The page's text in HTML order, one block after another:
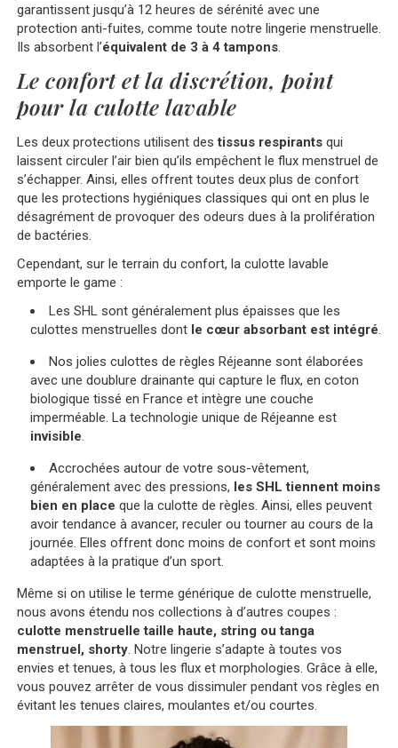
garantissent jusqu’à 12 heures de sérénité avec une
protection anti-fuites, comme toute notre lingerie menstruelle.
Ils absorbent l’équivalent de 3 à 4 tampons.
Le confort et la discrétion, point
pour la culotte lavable
Les deux protections utilisent des tissus respirantsqui
laissent circuler l’air bien qu’ils empêchent le flux menstruel de
s’échapper. Ainsi, elles offrent toutes deux plus de confort
que les protections hygiéniques classiques qui ont en plus le
désagrément de provoquer des odeurs dues à la prolifération
de bactéries.
Cependant, sur le terrain du confort, la culotte lavable
emporte le game :
Les SHL sont généralement plus épaisses que les
culottes menstruelles dont le cœur absorbant est intégré.
Nos jolies culottes de règles Réjeanne sont élaborées
avec une doublure drainante qui capture le flux, en coton
biologique tissé en France et intègre une couche
imperméable. La technologie unique de Réjeanne est
invisible.
Accrochées autour de votre sous-vêtement,
généralement avec des pressions, les SHL tiennent moins
bien en place que la culotte de règles. Ainsi, elles peuvent
avoir tendance à avancer, reculer ou tourner au cours de la
journée. Elles offrent donc moins de confort et sont moins
adaptées à la pratique d’un sport.
Même si on utilise le terme générique de culotte menstruelle,
nous avons étendu nos collections à d’autres coupes :
culotte menstruelle taille haute, string ou tanga
menstruel, shorty. Notre lingerie s’adapte à toutes vos
envies et tenues, à tous les flux et morphologies. Grâce à elle,
vous pouvez arrêter de vous dissimuler pendant vos règles en
évitant les tenues claires, moulantes et/ou courtes.